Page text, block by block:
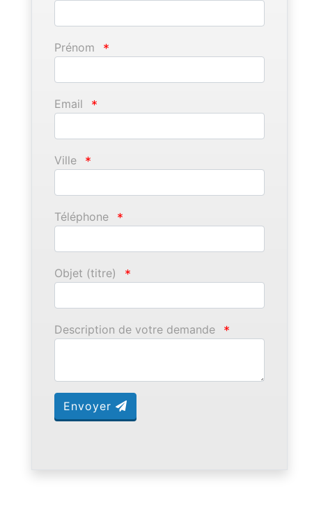
Prénom *
Email *
Ville *
Téléphone *
Objet (titre) *
Description de votre demande *
Envoyer